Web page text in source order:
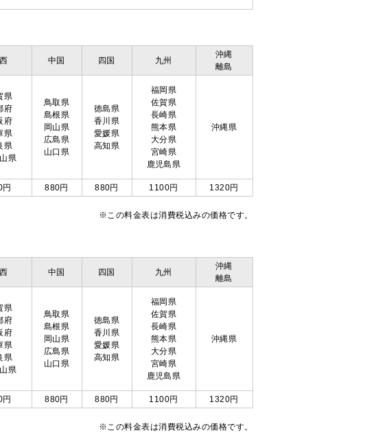
中国 四国 九州
沖縄
離島
県
府
府
県
県
県
鳥取県
島根県
岡山県
広島県
山口県
徳島県
香川県
愛媛県
高知県
福岡県
佐賀県
長崎県
熊本県
大分県
宮崎県
鹿児島県
沖縄県
880円 880円 1100円 1320円
※この料金表は消費税込みの価格です。
中国 四国 九州
沖縄
離島
県
府
府
県
県
県
鳥取県
島根県
岡山県
広島県
山口県
徳島県
香川県
愛媛県
高知県
福岡県
佐賀県
長崎県
熊本県
大分県
宮崎県
鹿児島県
沖縄県
880円 880円 1100円 1320円
※この料金表は消費税込みの価格です。